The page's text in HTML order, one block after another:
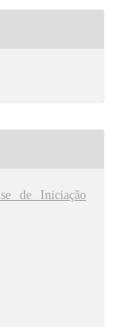
de Iniciação